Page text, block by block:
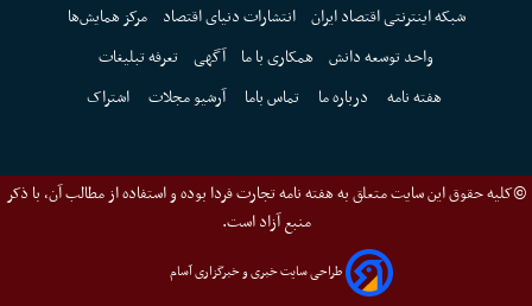
شبکه اینترنتی اقتصاد ایران انتشارات دنیای اقتصاد
مرکز همایش‌ها
واحد توسعه دانش همکاری با ما آگهی تعرفه تبلیغات
هفته نامه
درباره ما تماس باما آرشیو مجلات اشتراک
©کلیه حقوق این سایت متعلق به هفته نامه تجارت فردا بوده و استفاده از مطالب آن، با ذکر
منبع آزاد است.
طراحی سایت خبری و خبرگزاری آسام